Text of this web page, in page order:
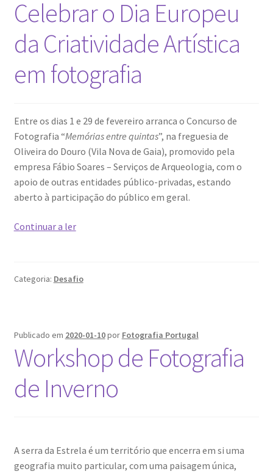
Celebrar o Dia Europeu
da Criatividade Artística
em fotografia
Entre os dias 1 e 29 de fevereiro arranca o Concurso de
Fotografia “Memórias entre quintas”, na freguesia de
Oliveira do Douro (Vila Nova de Gaia), promovido pela
empresa Fábio Soares – Serviços de Arqueologia, com o
apoio de outras entidades público-privadas, estando
aberto à participação do público em geral.
Continuar a lerCelebrar
da
em
fotografia
Categoria: Desafio
Publicado em 2020-01-10por Fotografia Portugal
Workshop de Fotografia
de Inverno
A serra da Estrela é um território que encerra em si uma
geografia muito particular, com uma paisagem única,